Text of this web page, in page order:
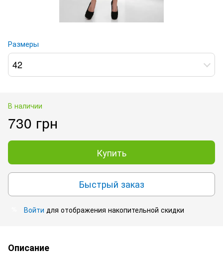
Размеры
42
В наличии
730 грн
Купить
Быстрый заказ
Войти для отображения накопительной скидки
Описание